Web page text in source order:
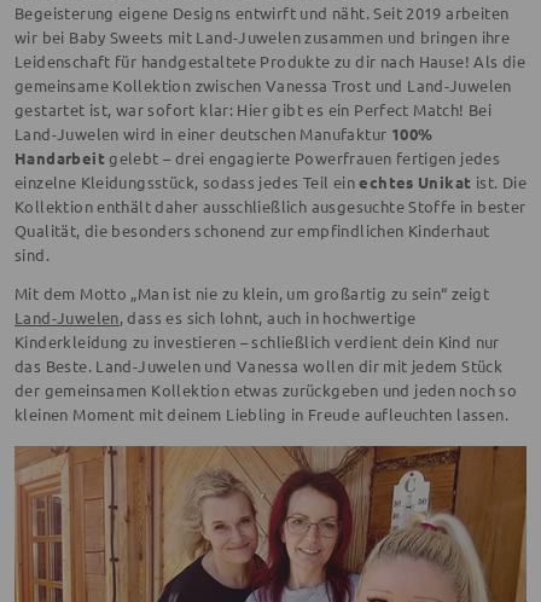
Begeisterung eigene Designs entwirft und näht. Seit 2019 arbeiten
wir bei Baby Sweets mit Land-Juwelen zusammen und bringen ihre
Leidenschaft für handgestaltete Produkte zu dir nach Hause! Als die
gemeinsame Kollektion zwischen Vanessa Trost und Land-Juwelen
gestartet ist, war sofort klar: Hier gibt es ein Perfect Match! Bei
Land-Juwelen wird in einer deutschen Manufaktur 100%
Handarbeit gelebt – drei engagierte Powerfrauen fertigen jedes
einzelne Kleidungsstück, sodass jedes Teil einechtes Unikat ist. Die
Kollektion enthält daher ausschließlich ausgesuchte Stoffe in bester
Qualität, die besonders schonend zur empfindlichen Kinderhaut
sind.
Mit dem Motto „Man ist nie zu klein, um großartig zu sein“ zeigt
Land-Juwelen, dass es sich lohnt, auch in hochwertige
Kinderkleidung zu investieren – schließlich verdient dein Kind nur
das Beste. Land-Juwelen und Vanessa wollen dir mit jedem Stück
der gemeinsamen Kollektion etwas zurückgeben und jeden noch so
kleinen Moment mit deinem Liebling in Freude aufleuchten lassen.